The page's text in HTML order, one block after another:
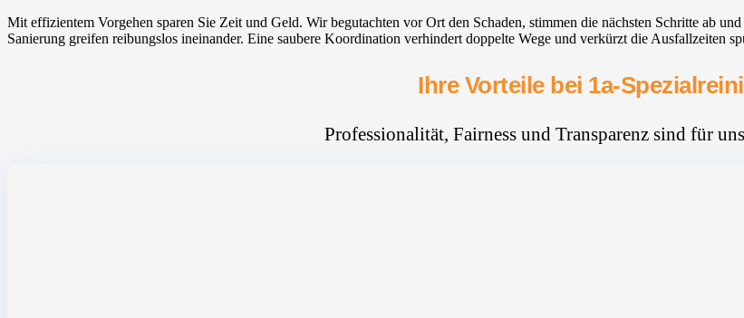
Mit effizientem Vorgehen sparen Sie Zeit und Geld. Wir begutachten vor Ort den Schaden, stimmen die nächsten Schritte ab
Sanierung greifen reibungslos ineinander. Eine saubere Koordination verhindert doppelte Wege und verkürzt die Ausfallzeiten
Ihre Vorteile bei 1a-
Professionalität, Fairness und Transparenz sind für